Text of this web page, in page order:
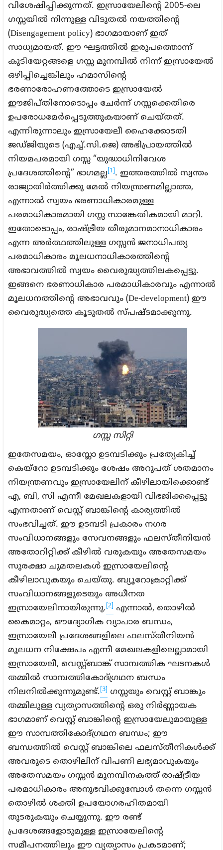
വിശേഷിപ്പിക്കുന്നത്. ഇസ്രായേലിന്റെ 2005-ലെ
ഗസ്സയിൽ നിന്നുള്ള വിടുതൽ നയത്തിന്റെ
(Disengagement policy) ഭാഗമായാണ് ഇത്
സാധ്യമായത്. ഈ ഘട്ടത്തിൽ ഇരുപത്തൊന്ന്
കുടിയേറ്റങ്ങളെ ഗസ്സ മുനമ്പിൽ നിന്ന് ഇസ്രായേൽ
ഒഴിപ്പിച്ചെങ്കിലും ഹമാസിന്റെ
ഭരണാരോഹണത്തോടെ ഇസ്രായേൽ
ഈജിപ്തിനോടൊപ്പം ചേർന്ന് ഗസ്സക്കെതിരെ
ഉപരോധമേർപ്പെടുത്തുകയാണ് ചെയ്തത്.
എന്നിരുന്നാലും ഇസ്രായേലീ ഹൈക്കോടതി
ജഡ്ജിയുടെ (എച്ച്.സി.ജെ) അഭിപ്രായത്തിൽ
നിയമപരമായി ഗസ്സ “യുദ്ധാധിനിവേശ
പ്രദേശത്തിന്റെ” ഭാഗമല്ല [1] . ഇത്തരത്തിൽ സ്വന്തം
രാജ്യാതിർത്തിക്കു മേൽ നിയന്ത്രണമില്ലാത്ത,
എന്നാൽ സ്വയം ഭരണാധികാരമുള്ള
പരമാധികാരമായി ഗസ്സ സാങ്കേതികമായി മാറി.
ഇതോടൊപ്പം, രാഷ്ട്രീയ തീരുമാനമാനാധികാരം
എന്ന അർത്ഥത്തിലുള്ള ഗസ്സൻ ജനാധിപത്യ
പരമാധികാരം മൂലധനാധികാരത്തിന്റെ
അഭാവത്തിൽ സ്വയം വൈരുദ്ധ്യത്തിലകപ്പെട്ടു.
ഇങ്ങനെ ഭരണാധികാര പരമാധികാരവും എന്നാൽ
മൂലധനത്തിന്റെ അഭാവവും (De-development) ഈ
വൈരുദ്ധ്യത്തെ കൂടുതൽ സ്പഷ്ടമാക്കുന്നു.
ഗസ്സ സിറ്റി
ഇതേസമയം, ഓസ്ലോ ഉടമ്പടിക്കും പ്രത്യേകിച്ച്
കെയ്റോ ഉടമ്പടിക്കും ശേഷം അറുപത് ശതമാനം
നിയന്ത്രണവും ഇസ്രായേലിന് കീഴിലായിക്കൊണ്ട്
എ, ബി, സി എന്നീ മേഖലകളായി വിഭജിക്കപ്പെട്ടു
എന്നതാണ് വെസ്റ്റ് ബാങ്കിന്റെ കാര്യത്തിൽ
സംഭവിച്ചത്. ഈ ഉടമ്പടി പ്രകാരം നഗര
സംവിധാനങ്ങളും സേവനങ്ങളും ഫലസ്തീനിയൻ
അതോറിറ്റിക്ക് കീഴിൽ വരുകയും അതേസമയം
സുരക്ഷാ ചുമതലകൾ ഇസ്രായേലിന്റെ
കീഴിലാവുകയും ചെയ്തു. ബ്യൂറോക്രാറ്റിക്ക്
സംവിധാനങ്ങളുടെയും അധീനത
ഇസ്രായേലിനായിരുന്നു. [2]
എന്നാൽ, തൊഴിൽ
കൈമാറ്റം, ഔദ്യോഗിക വ്യാപാര ബന്ധം,
ഇസ്രായേലീ പ്രദേശങ്ങളിലെ ഫലസ്തീനിയൻ
മൂലധന നിക്ഷേപം എന്നീ മേഖലകളിലെല്ലാമായി
ഇസ്രായേലീ, വെസ്റ്റ്ബാങ്ക് സാമ്പത്തിക ഘടനകൾ
തമ്മിൽ സാമ്പത്തികോദ്ഗ്രഥന ബന്ധം
നിലനിൽക്കുന്നുമുണ്ട്. [3]
ഗസ്സയും വെസ്റ്റ് ബാങ്കും
തമ്മിലുള്ള വ്യത്യാസത്തിന്റെ ഒരു നിർണ്ണായക
ഭാഗമാണ് വെസ്റ്റ് ബാങ്കിന്റെ ഇസ്രായേലുമായുള്ള
ഈ സാമ്പത്തികോദ്ഗ്രഥന ബന്ധം; ഈ
ബന്ധത്തിൽ വെസ്റ്റ് ബാങ്കിലെ ഫലസ്തീനികൾക്ക്
അവരുടെ തൊഴിലിന് വിപണി ലഭ്യമാവുകയും
അതേസമയം ഗസ്സൻ മുനമ്പിനകത്ത് രാഷ്ട്രീയ
പരമാധികാരം അനുഭവിക്കുമ്പോൾ തന്നെ ഗസ്സൻ
തൊഴിൽ ശക്തി ഉപയോഗരഹിതമായി
തുടരുകയും ചെയ്യുന്നു. ഈ രണ്ട്
പ്രദേശങ്ങളോടുമുള്ള ഇസ്രായേലിന്റെ
സമീപനത്തിലും ഈ വ്യത്യാസം പ്രകടമാണ്;